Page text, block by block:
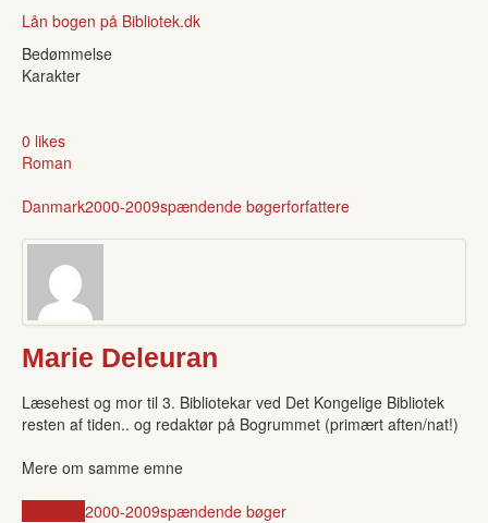
Lån bogen på Bibliotek.dk
Bedømmelse
Karakter
0 likes
Roman
Danmark2000-2009spændende bøgerforfattere
Marie Deleuran
Læsehest og mor til 3. Bibliotekar ved Det Kongelige Bibliotek
resten af tiden.. og redaktør på Bogrummet (primært aften/nat!)
Mere om samme emne
2000-2009spændende bøger